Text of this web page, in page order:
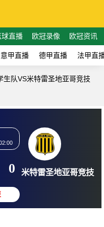
球直播 欧冠录像 欧冠资讯
意甲直播 德甲直播 法甲直
生队VS米特雷圣地亚哥竞技
阿乙
07-12 02:00
: 0 米特雷圣